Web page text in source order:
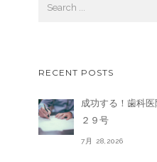
RECENT POSTS
成功する！歯科
２９号
7月 28,2026